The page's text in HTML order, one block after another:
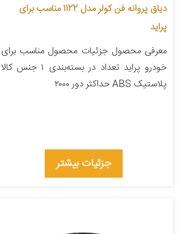
دیاق پروانه فن کولر مدل 1122 مناسب برای
پراید
معرفی محصول جزئیات محصول مناسب برای
خودرو پراید تعداد در بسته‌بندی ۱ جنس کالا
پلاستیک ABS حداکثر دور ۲۰۰۰
جزئیات بیشتر